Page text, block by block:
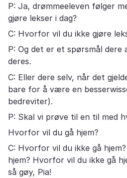
P: Ja, drømmeeleven følger
gjøre lekser i dag?
C: Hvorfor vil du ikke gjøre
P: Og det er et spørsmål dere
deres.
C: Eller dere selv, når det
bare for å være en
bedreviter).
P: Skal vi prøve til en til med
Hvorfor vil du gå hjem?
C: Hvorfor vil du ikke gå
hjem? Hvorfor vil du ikke gå
så gøy, Pia!